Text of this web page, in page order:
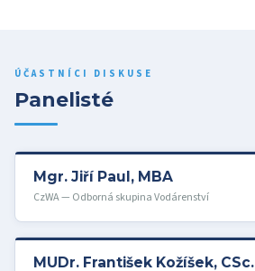
ÚČASTNÍCI DISKUSE
Panelisté
Mgr. Jiří Paul, MBA
CzWA — Odborná skupina Vodárenství
MUDr. František Kožíšek, CSc.